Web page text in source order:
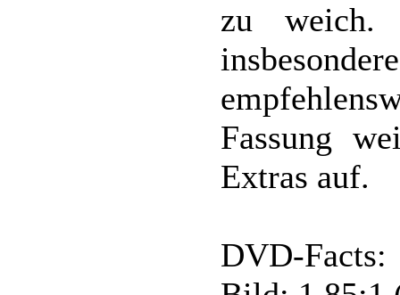
zu weich.
Fassung
Extras auf.
DVD-Facts: